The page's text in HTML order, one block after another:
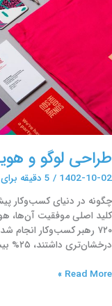
طراحی لوگو و
1402-10-02
/ 5 دقیقه برای مطالعه
کلید اصلی موفقیت آن‌ها،
۷۲۰ رهبر کسب‌وکار
درخشان‌تری داشتند، ۲۵% بیشتر
Read More »